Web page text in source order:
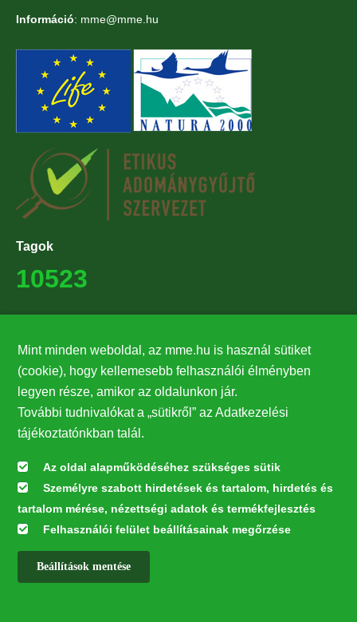
Információ: mme@mme.hu
Tagok
10523
27224
Hírlevél feliratkozás
Értesüljön elsőként legfrissebb híreinkről, eseményeinkről!
Feliratkozás
Mint minden weboldal, az mme.hu is használ sütiket
(cookie), hogy kellemesebb felhasználói élményben
legyen része, amikor az oldalunkon jár.
További tudnivalókat a „sütikről” az Adatkezelési
tájékoztatónkban talál.
Az oldal alapműködéséhez szükséges sütik
Személyre szabott hirdetések és tartalom, hirdetés és
tartalom mérése, nézettségi adatok és termékfejlesztés
Felhasználói felület beállításainak megőrzése
Beállítások mentése